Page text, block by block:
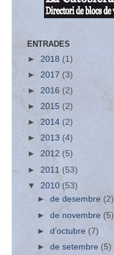
ENTRADES
► 2018 (1)
► 2017 (3)
► 2016 (2)
► 2015 (2)
► 2014 (2)
► 2013 (4)
► 2012 (5)
► 2011 (53)
▼ 2010 (53)
►de desembre (2)
►de novembre (5)
►d’octubre (7)
►de setembre (5)